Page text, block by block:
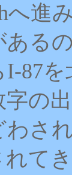
へ進
ある
I-87
字の
わさ
れて